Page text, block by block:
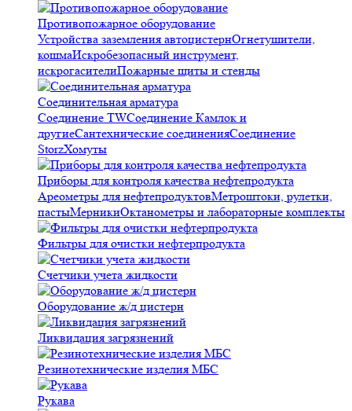
Противопожарное оборудование
Устройства заземления автоцистернОгнетушители,
кошмаИскробезопасный инструмент,
искрогасителиПожарные щиты и стенды
Соединительная арматура
Соединение TWСоединение Камлок и
другиеСантехнические соединенияСоединение
StorzХомуты
Приборы для контроля качества нефтепродукта
Ареометры для нефтепродуктовМетроштоки, рулетки,
пастыМерникиОктанометры и лабораторные комплекты
Фильтры для очистки нефтерпродукта
Счетчики учета жидкости
Оборудование ж/д цистерн
Ликвидация загрязнений
Резинотехнические изделия МБС
Рукава